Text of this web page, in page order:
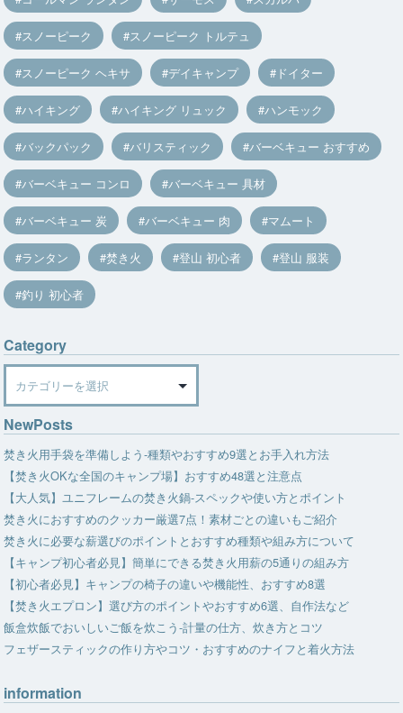
スノーピーク スノーピーク トルテュ
スノーピーク ヘキサ デイキャンプ ドイター
ハイキング ハイキング リュック ハンモック
バックパック バリスティック バーベキュー おすすめ
バーベキュー コンロ バーベキュー 具材
バーベキュー 炭 バーベキュー 肉 マムート
ランタン 焚き火 登山 初心者 登山 服装
釣り 初心者
Category
NewPosts
焚き火用手袋を準備しよう-種類やおすすめ9選とお手入れ方法
【焚き火OKな全国のキャンプ場】おすすめ48選と注意点
【大人気】ユニフレームの焚き火鍋-スペックや使い方とポイント
焚き火におすすめのクッカー厳選7点！素材ごとの違いもご紹介
焚き火に必要な薪選びのポイントとおすすめ種類や組み方について
【キャンプ初心者必見】簡単にできる焚き火用薪の5通りの組み方
【初心者必見】キャンプの椅子の違いや機能性、おすすめ8選
【焚き火エプロン】選び方のポイントやおすすめ6選、自作法など
飯盒炊飯でおいしいご飯を炊こう-計量の仕方、炊き方とコツ
フェザースティックの作り方やコツ・おすすめのナイフと着火方法
information